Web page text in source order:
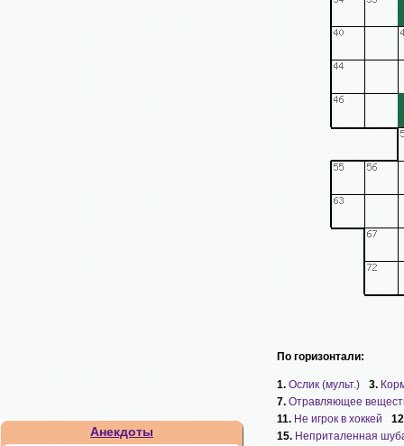
Анекдоты
По горизонтали:
1. Ослик (мульт.) 3.
7. Отравляющее
11. Не игрок в хоккей
15. Неприталенная